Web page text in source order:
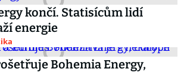
končí. Statisícům lidí
energie
Bohemia Energy,